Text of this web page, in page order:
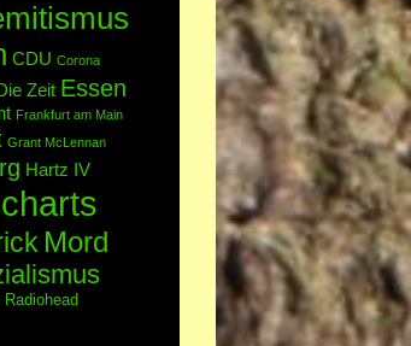
CDU Corona
Zeit Essen
Frankfurt am Main
Grant McLennan
Hartz IV
Mord
Radiohead